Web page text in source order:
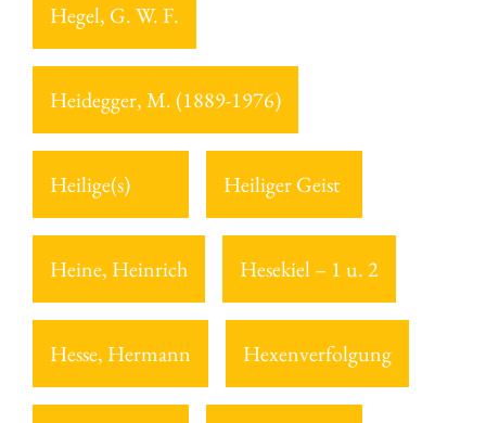
Hegel, G. W. F.
Heidegger, M. (1889-1976)
Heilige(s) Heiliger Geist
Heine, Heinrich Hesekiel – 1 u. 2
Hesse, Hermann Hexenverfolgung